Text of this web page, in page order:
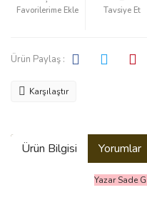
Tavsiye Et
Ürün Paylaş :
Karşılaştır
Ürün Bilgisi Yorumlar
Yazar Sade